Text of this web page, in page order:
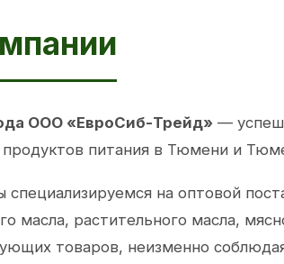
ООО «ЕвроСиб-Трейд» —
продуктов питания в Тюмени и
специализируемся на оптовой
масла, растительного масла,
товаров, неизменно